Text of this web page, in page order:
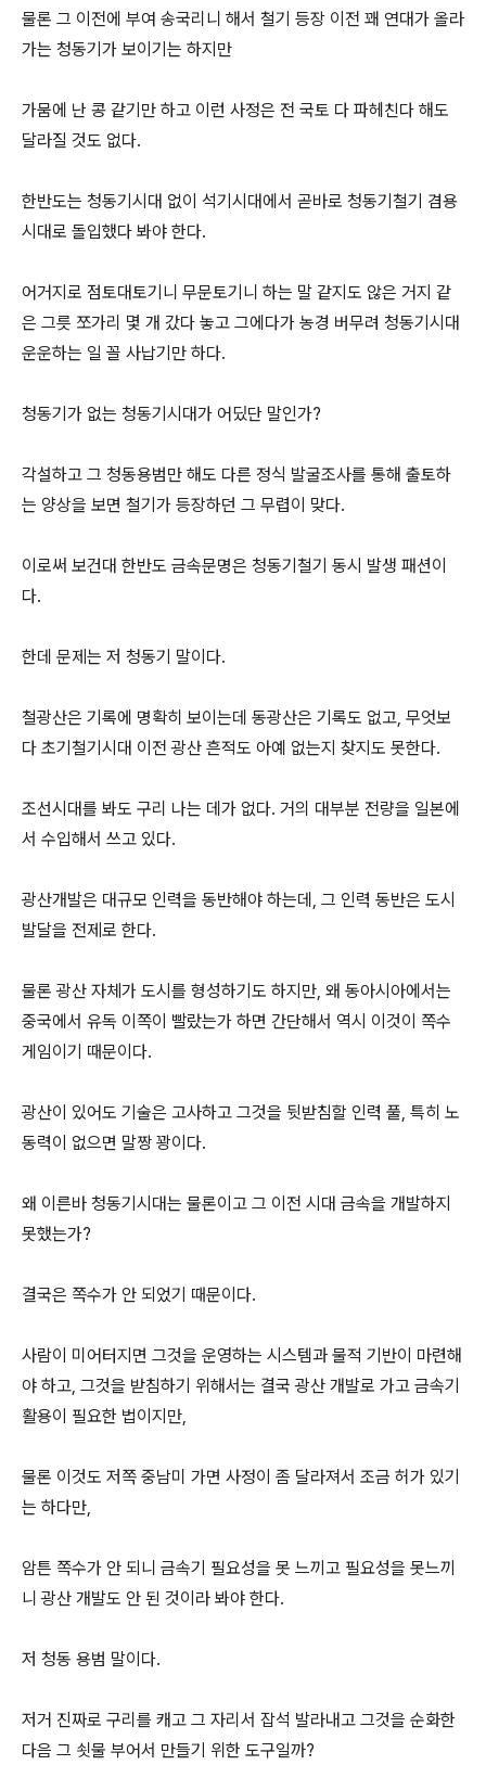
물론 그 이전에 부여 송국리니 해서 철기 등장 이전 꽤 연대가 올라
가는 청동기가 보이기는 하지만
가뭄에 난 콩 같기만 하고 이런 사정은 전 국토 다 파헤친다 해도
달라질 것도 없다.
한반도는 청동기시대 없이 석기시대에서 곧바로 청동기철기 겸용
시대로 돌입했다 봐야 한다.
어거지로 점토대토기니 무문토기니 하는 말 같지도 않은 거지 같
은 그릇 쪼가리 몇 개 갔다 놓고 그에다가 농경 버무려 청동기시대
운운하는 일 꼴 사납기만 하다.
청동기가 없는 청동기시대가 어딨단 말인가?
각설하고 그 청동용범만 해도 다른 정식 발굴조사를 통해 출토하
는 양상을 보면 철기가 등장하던 그 무렵이 맞다.
이로써 보건대 한반도 금속문명은 청동기철기 동시 발생 패션이
다.
한데 문제는 저 청동기 말이다.
철광산은 기록에 명확히 보이는데 동광산은 기록도 없고, 무엇보
다 초기철기시대 이전 광산 흔적도 아예 없는지 찾지도 못한다.
조선시대를 봐도 구리 나는 데가 없다. 거의 대부분 전량을 일본에
서 수입해서 쓰고 있다.
광산개발은 대규모 인력을 동반해야 하는데, 그 인력 동반은 도시
발달을 전제로 한다.
물론 광산 자체가 도시를 형성하기도 하지만, 왜 동아시아에서는
중국에서 유독 이쪽이 빨랐는가 하면 간단해서 역시 이것이 쪽수
게임이기 때문이다.
광산이 있어도 기술은 고사하고 그것을 뒷받침할 인력 풀, 특히 노
동력이 없으면 말짱 꽝이다.
왜 이른바 청동기시대는 물론이고 그 이전 시대 금속을 개발하지
못했는가?
결국은 쪽수가 안 되었기 때문이다.
사람이 미어터지면 그것을 운영하는 시스템과 물적 기반이 마련해
야 하고, 그것을 받침하기 위해서는 결국 광산 개발로 가고 금속기
활용이 필요한 법이지만,
물론 이것도 저쪽 중남미 가면 사정이 좀 달라져서 조금 허가 있기
는 하다만,
암튼 쪽수가 안 되니 금속기 필요성을 못 느끼고 필요성을 못느끼
니 광산 개발도 안 된 것이라 봐야 한다.
저 청동 용범 말이다.
저거 진짜로 구리를 캐고 그 자리서 잡석 발라내고 그것을 순화한
다음 그 쇳물 부어서 만들기 위한 도구일까?